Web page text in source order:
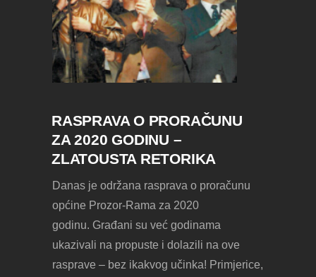
RASPRAVA O PRORAČUNU
ZA 2020 GODINU –
ZLATOUSTA RETORIKA
Danas je održana rasprava o proračunu
općine Prozor-Rama za 2020
godinu. Građani su već godinama
ukazivali na propuste i dolazili na ove
rasprave – bez ikakvog učinka! Primjerice,